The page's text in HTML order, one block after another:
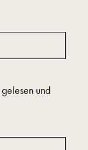
gelesen und